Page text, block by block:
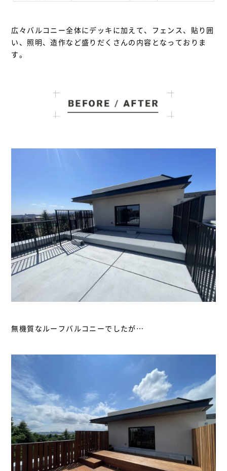
広々バルコニー全体にデッキに加えて、フェンス、貼り囲
い、照明、造作など盛りだくさんの内容となっておりま
す。
無機質なルーフバルコニーでしたが…